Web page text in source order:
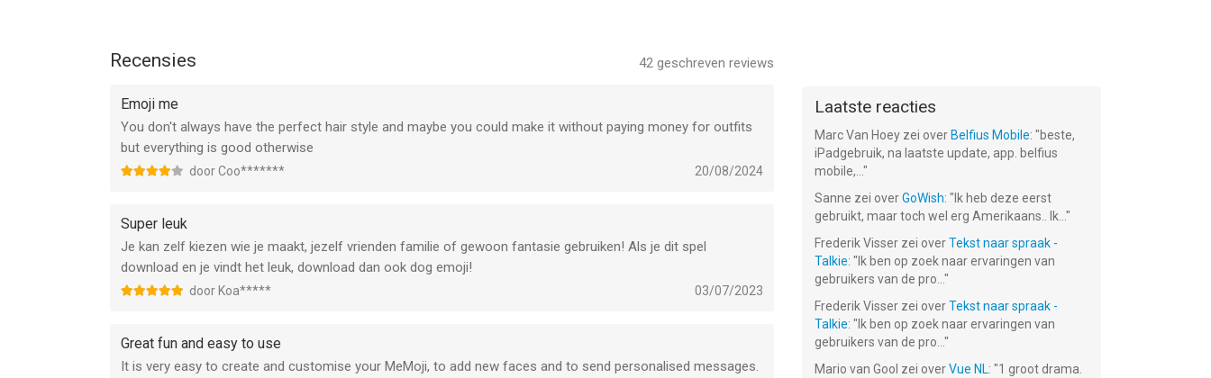
42 geschreven reviews
Recensies
Emoji me
You don't always have the perfect hair style and maybe you could make it without paying money for outfits
but everything is good otherwise
door Coo******* 20/08/2024
Super leuk
Je kan zelf kiezen wie je maakt, jezelf vrienden familie of gewoon fantasie gebruiken! Als je dit spel
download en je vindt het leuk, download dan ook dog emoji!
door Koa***** 03/07/2023
Great fun and easy to use
It is very easy to create and customise your MeMoji, to add new faces and to send personalised messages.
Laatste reacties
Marc Van Hoey zei over Belfius Mobile: "beste,
iPadgebruik, na laatste update, app. belfius
mobile,... "
Sanne zei overGoWish: " Ik heb deze eerst
gebruikt, maar toch wel erg Amerikaans.. Ik... "
Frederik Visser zei overTekst naar spraak -
Talkie: " Ik ben op zoek naar ervaringen van
gebruikers van de pro... "
Frederik Visser zei overTekst naar spraak -
Talkie: " Ik ben op zoek naar ervaringen van
gebruikers van de pro... "
Mario van Gool zei overVue NL: "1 groot drama.